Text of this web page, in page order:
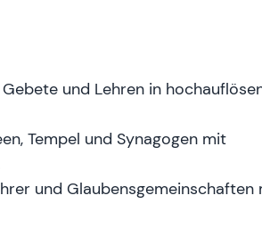
und Lehren in
Tempel und Synagogen mit
und Glaubensgemeinschaften